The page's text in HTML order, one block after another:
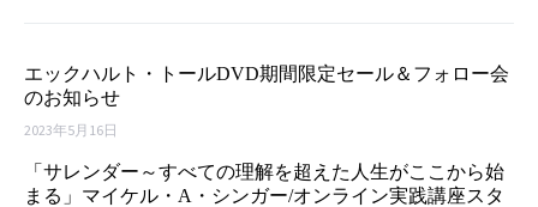
エックハルト・トールDVD期間限定セール＆フォロー会
のお知らせ
2023年5月16日
「サレンダー～すべての理解を超えた人生がここから始
まる」マイケル・A・シンガー/オンライン実践講座スタ